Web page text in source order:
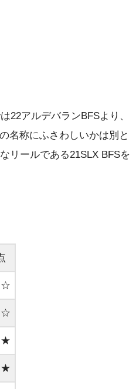
22アルデバランBFSより、
名称にふさわしいかは別と
リールである21SLX BFSを